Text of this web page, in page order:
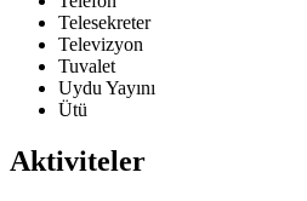
Telesekreter
Televizyon
Tuvalet
Uydu Yayını
Ütü
Aktiviteler